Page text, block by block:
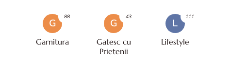
G
Garnitura
88
G
Gatesc cu
Prietenii
43
L
Lifestyle
111